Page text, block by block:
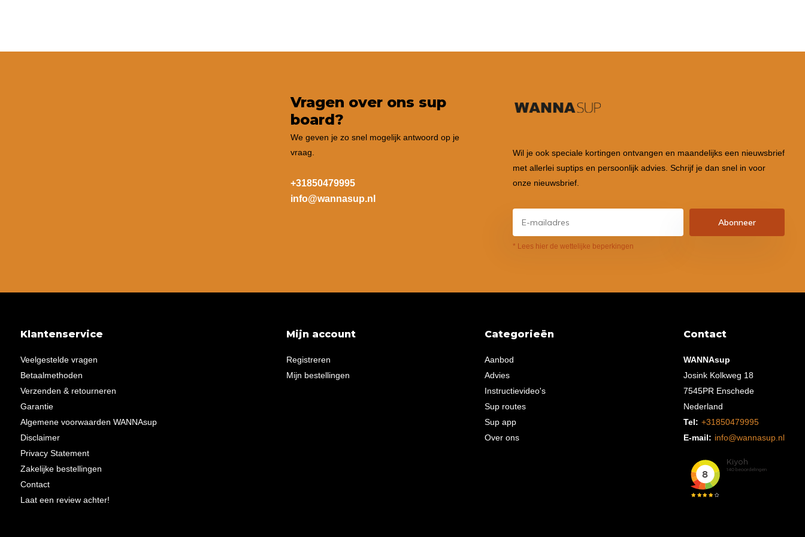
Vragen over ons sup
board?
We geven je zo snel mogelijk antwoord op je
vraag.
+31850479995
info@wannasup.nl
Wil je ook speciale kortingen ontvangen en maandelijks een nieuwsbrief
met allerlei suptips en persoonlijk advies. Schrijf je dan snel in voor
onze nieuwsbrief.
Abonneer
* Lees hier de wettelijke beperkingen
Klantenservice
Veelgestelde vragen
Betaalmethoden
Verzenden & retourneren
Garantie
Algemene voorwaarden WANNAsup
Disclaimer
Privacy Statement
Zakelijke bestellingen
Contact
Laat een review achter!
Mijn account
Registreren
Mijn bestellingen
Categorieën
Aanbod
Advies
Instructievideo's
Sup routes
Sup app
Over ons
Contact
WANNAsup
Josink Kolkweg 18
7545PR Enschede
Nederland
Tel: +31850479995
E-mail: info@wannasup.nl